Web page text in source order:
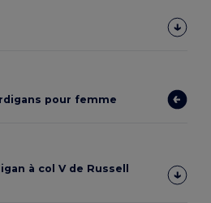
pour femme
à col V de Russell